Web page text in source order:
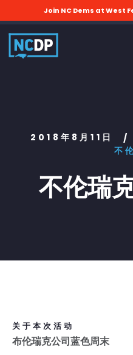
Join NC Dems at West
2018年8月11日 /
不
不伦瑞
关于本次活动
布伦瑞克公司蓝色周末